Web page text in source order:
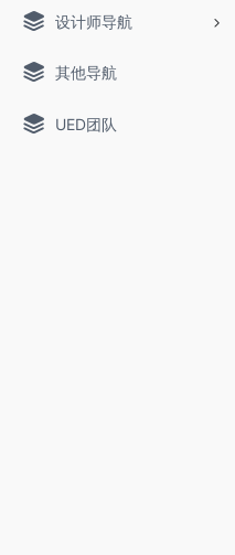
设计师导航
其他导航
UED团队